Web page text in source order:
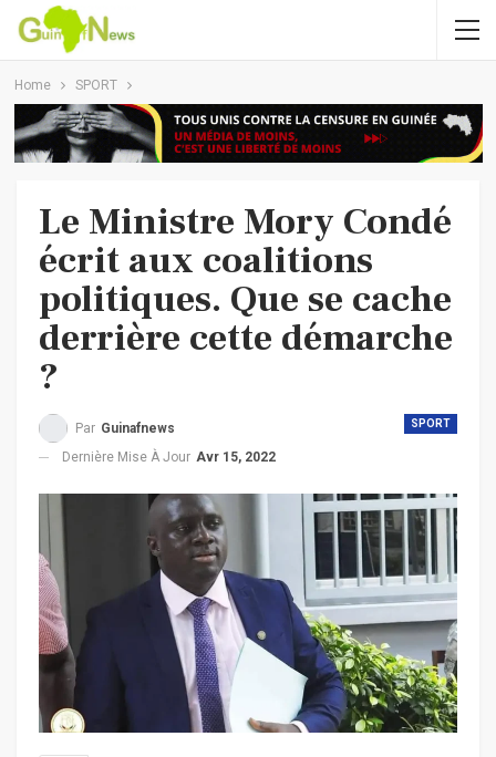
Home SPORT
Le Ministre Mory Condé
écrit aux coalitions
politiques. Que se cache
derrière cette démarche
?
SPORT
Par Guinafnews
Dernière Mise À Jour Avr 15, 2022